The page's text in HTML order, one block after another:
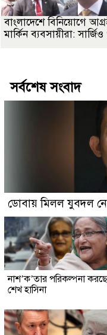
বাংলাদেশে বিনিয়োগে
মার্কিন ব্যবসায়ীরা:
সর্বশেষ সংবাদ
ডোবায় মিলল যুবদল
নাশ’ক’তার পরিকল্পনা
শেখ হাসিনা